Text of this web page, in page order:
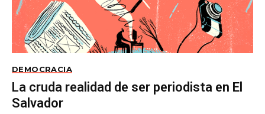
DEMOCRACIA
La cruda realidad de ser periodista en El
Salvador